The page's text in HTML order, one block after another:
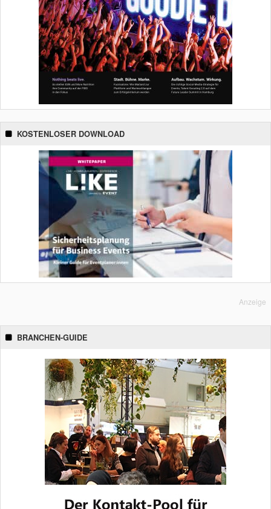
KOSTENLOSER DOWNLOAD
Anzeige
BRANCHEN-GUIDE